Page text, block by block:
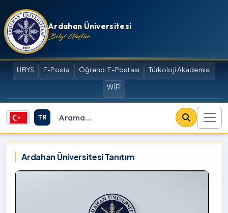
İçeriğe atla
Ardahan Üniversitesi
Bilgi Güçtür
UBYS E-Posta Öğrenci E-Postası Türkoloji Akademisi
WİFİ
TR
Site içi arama
Ardahan Üniversitesi
Ardahan Üniversitesi Tanıtım